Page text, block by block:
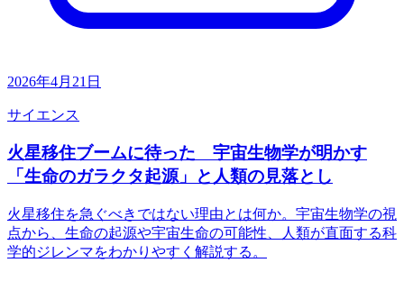
2026年4月21日
サイエンス
火星移住ブームに待った 宇宙生物学が明かす
「生命のガラクタ起源」と人類の見落とし
火星移住を急ぐべきではない理由とは何か。宇宙生物学の視
点から、生命の起源や宇宙生命の可能性、人類が直面する科
学的ジレンマをわかりやすく解説する。